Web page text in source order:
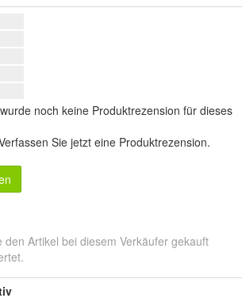
noch keine Produktrezension für dieses
Sie jetzt eine Produktrezension.
den Artikel bei diesem Verkäufer gekauft